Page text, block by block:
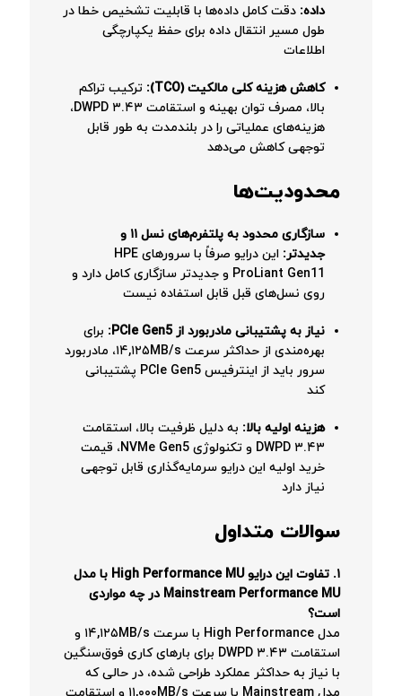
داده: دقت کامل داده‌ها با قابلیت تشخیص خطا در
طول مسیر انتقال داده برای حفظ یکپارچگی
اطلاعات
کاهش هزینه کلی مالکیت (TCO):
ترکیب تراکم
بالا، مصرف توان بهینه و استقامت ۳.۴۳ DWPD،
هزینه‌های عملیاتی را در بلندمدت به طور قابل
توجهی کاهش می‌دهد
محدودیت‌ها
سازگاری محدود به پلتفرم‌های نسل ۱۱ و
جدیدتر:
این درایو صرفاً با سرورهای HPE
ProLiant Gen11 و جدیدتر سازگاری کامل دارد و
روی نسل‌های قبل قابل استفاده نیست
نیاز به پشتیبانی مادربورد از PCIe Gen5:
برای
بهره‌مندی از حداکثر سرعت ۱۴,۱۲۵MB/s، مادربورد
سرور باید از اینترفیس PCIe Gen5 پشتیبانی
کند
هزینه اولیه بالا: به دلیل ظرفیت بالا، استقامت
۳.۴۳ DWPD و تکنولوژی NVMe Gen5، قیمت
خرید اولیه این درایو سرمایه‌گذاری قابل توجهی
نیاز دارد
سوالات متداول
۱. تفاوت این درایو High Performance MU با مدل
Mainstream Performance MU در چه مواردی
است؟
مدل High Performance با سرعت ۱۴,۱۲۵MB/s و
استقامت ۳.۴۳ DWPD برای بارهای کاری فوق‌سنگین
با نیاز به حداکثر عملکرد طراحی شده، در حالی که
مدل Mainstream با سرعت ۱۱,۰۰۰MB/s و استقامت